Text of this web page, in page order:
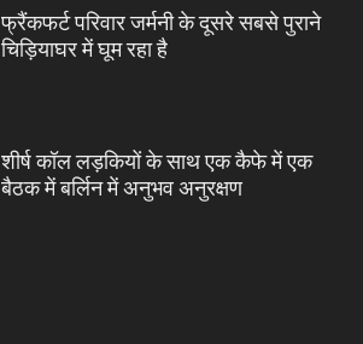
फ्रैंकफर्ट परिवार जर्मनी के दूसरे सबसे पुराने
चिड़ियाघर में घूम रहा है
शीर्ष कॉल लड़कियों के साथ एक कैफे में एक
बैठक में बर्लिन में अनुभव अनुरक्षण